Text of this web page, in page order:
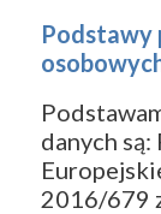
Podstawy
danych
2016/679